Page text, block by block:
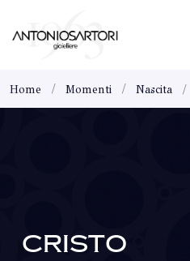
Home Momenti Nascita
CRISTO